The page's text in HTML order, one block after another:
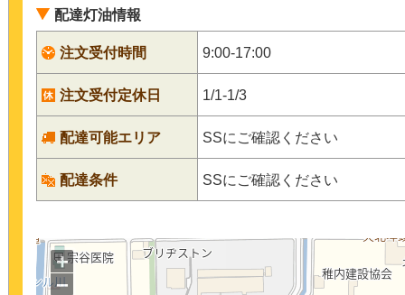
配達灯油情報
注文受付時間 9:00-17:00
注文受付定休日 1/1-1/3
配達可能エリア SSにご確認ください
配達条件 SSにご確認ください
+
−